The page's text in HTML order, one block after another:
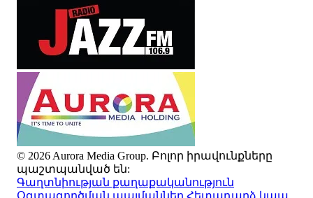
© 2026 Aurora Media Group. Բոլոր իրավունքները
պաշտպանված են:
Գաղտնիության քաղաքականություն